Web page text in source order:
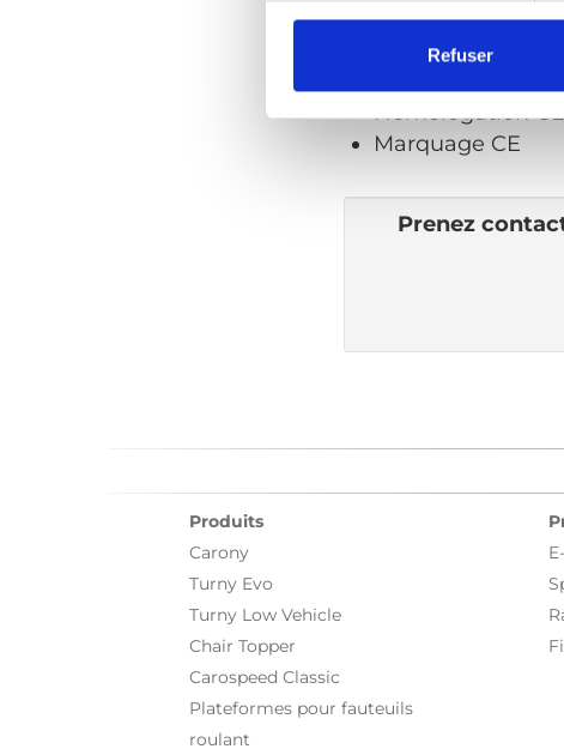
Refuser
La hauteur et la
dans la notice.
Livré avec une
Homologation
Marquage CE
Prenez
Produits
Carony
Turny Evo
Turny Low Vehicle
Chair Topper
Carospeed Classic
Plateformes pour fauteuils
roulant